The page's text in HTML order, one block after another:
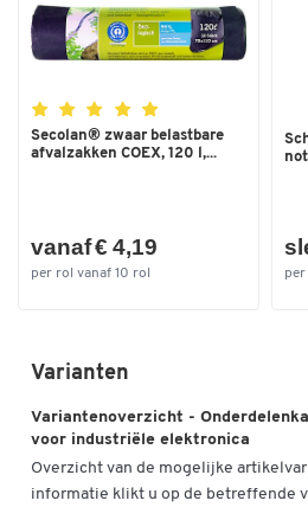
Materiaal behuizing
Materiaal laden
Stapelbaar
Kleur
H [mm]
Breedte (mm) 400
Uitw. afm. B x D x H (mm)
Secolan® zwaar belastbare
afvalzakken COEX, 120 l,...
vanaf € 4,19
per rol vanaf 10 rol per
Varianten
Variantenoverzicht -
voor industriële elektronica
Overzicht van de mogelijke
informatie klikt u op de betreffende